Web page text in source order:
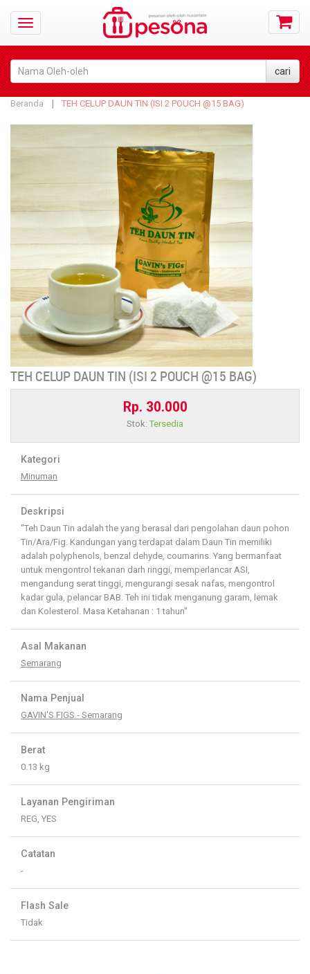
Beranda TEH CELUP DAUN TIN (ISI 2 POUCH @15 BAG)
TEH CELUP DAUN TIN (ISI 2 POUCH @15 BAG)
Rp. 30.000
Stok: Tersedia
Kategori
Minuman
Deskripsi
"Teh Daun Tin adalah the yang berasal dari pengolahan daun pohon
Tin/Ara/Fig. Kandungan yang terdapat dalam Daun Tin memiliki
adalah polyphenols, benzal dehyde, coumarins. Yang bermanfaat
untuk mengontrol tekanan darh ringgi, memperlancar ASI,
mengandung serat tinggi, mengurangi sesak nafas, mengontrol
kadar gula, pelancar BAB. Teh ini tidak menganung garam, lemak
dan Kolesterol. Masa Ketahanan : 1 tahun"
Asal Makanan
Semarang
Nama Penjual
GAVIN'S FIGS - Semarang
Berat
0.13 kg
Layanan Pengiriman
REG, YES
Catatan
-
Flash Sale
Tidak